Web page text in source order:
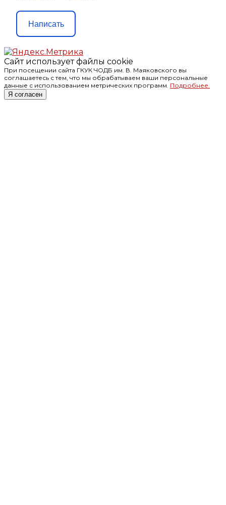
Написать
Сайт использует файлы cookie
При посещении сайта ГКУК ЧОДБ им. В. Маяковского вы
соглашаетесь с тем, что мы обрабатываем ваши персональные
данные с использованием метрических программ. Подробнее.
Я согласен